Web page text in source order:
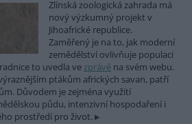
Zlínská zoologická zahrada má
nový výzkumný projekt v
Jihoafrické republice.
Zaměřený je na to, jak moderní
zemědělství ovlivňuje populaci
to uvedla vezprávě na svém webu.
ptákům afrických savan, patří
Důvodem je zejména využití
půdu, intenzivní hospodaření i
prostředí pro život.